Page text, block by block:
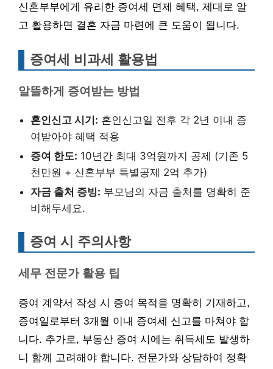
신혼부부에게 유리한 증여세 면제 혜택, 제대로 알
고 활용하면 결혼 자금 마련에 큰 도움이 됩니다.
증여세 비과세 활용법
알뜰하게 증여받는 방법
혼인신고 시기: 혼인신고일 전후 각 2년 이내 증
여받아야 혜택 적용
증여 한도: 10년간 최대 3억원까지 공제 (기존 5
천만원 + 신혼부부 특별공제 2억 추가)
자금 출처 증빙: 부모님의 자금 출처를 명확히 준
비해두세요.
증여 시 주의사항
세무 전문가 활용 팁
증여 계약서 작성 시 증여 목적을 명확히 기재하고,
증여일로부터 3개월 이내 증여세 신고를 마쳐야 합
니다. 추가로, 부동산 증여 시에는 취득세도 발생하
니 함께 고려해야 합니다. 전문가와 상담하여 정확